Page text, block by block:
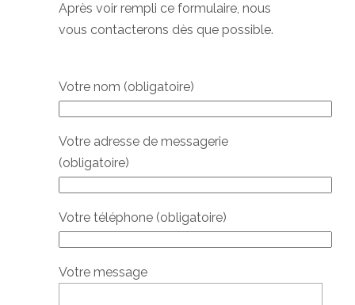
Après voir rempli ce formulaire, nous
vous contacterons dès que possible.
Votre nom (obligatoire)
Votre adresse de messagerie
(obligatoire)
Votre téléphone (obligatoire)
Votre message